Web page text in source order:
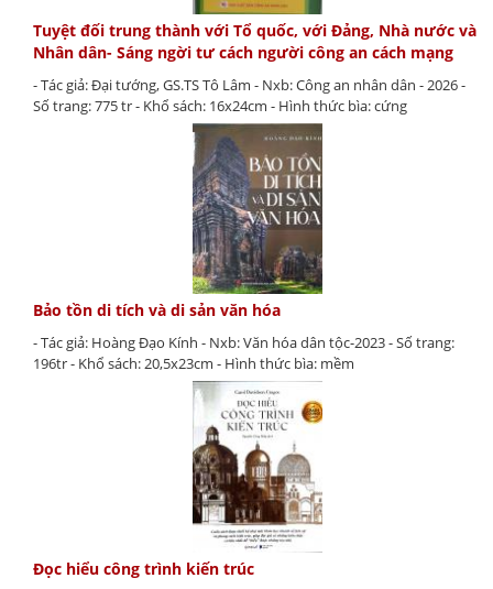
Tuyệt đối trung thành với Tổ quốc, với Đảng, Nhà nước và
Nhân dân- Sáng ngời tư cách người công an cách mạng
- Tác giả: Đại tướng, GS.TS Tô Lâm - Nxb: Công an nhân dân - 2026 -
Số trang: 775 tr - Khổ sách: 16x24cm - Hình thức bìa: cứng
Bảo tồn di tích và di sản văn hóa
- Tác giả: Hoàng Đạo Kính - Nxb: Văn hóa dân tộc-2023 - Số trang:
196tr - Khổ sách: 20,5x23cm - Hình thức bìa: mềm
Đọc hiểu công trình kiến trúc